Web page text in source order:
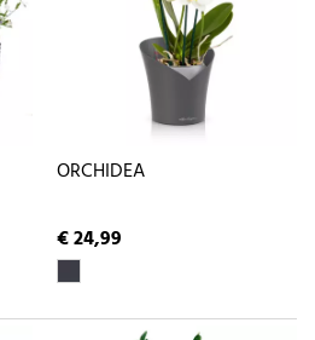
ORCHIDEA
€ 24,99